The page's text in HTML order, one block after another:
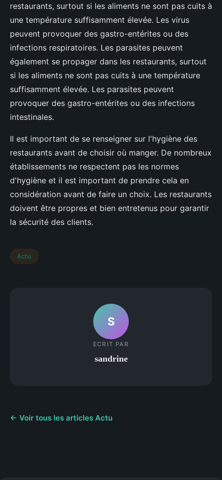
restaurants, surtout si les aliments ne sont pas cuits à
une température suffisamment élevée. Les virus
peuvent provoquer des gastro-entérites ou des
infections respiratoires. Les parasites peuvent
également se propager dans les restaurants, surtout
si les aliments ne sont pas cuits à une température
suffisamment élevée. Les parasites peuvent
provoquer des gastro-entérites ou des infections
intestinales.
Il est important de se renseigner sur l'hygiène des
restaurants avant de choisir où manger. De nombreux
établissements ne respectent pas les normes
d'hygiène et il est important de prendre cela en
considération avant de faire un choix. Les restaurants
doivent être propres et bien entretenus pour garantir
la sécurité des clients.
Actu
S
ECRIT PAR
sandrine
← Voir tous les articles Actu